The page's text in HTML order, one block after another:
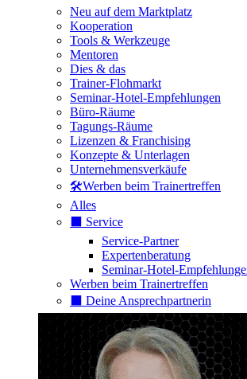
Neu auf dem Marktplatz
Kooperation
Tools & Werkzeuge
Mentoren
Dies & das
Trainer-Flohmarkt
Seminar-Hotel-Empfehlungen
Büro-Räume
Tagungs-Räume
Lizenzen & Franchising
Konzepte & Unterlagen
Unternehmensverkäufe
🛠️Werben beim Trainertreffen
Alles
⬛️ Service
Service-Partner
Expertenberatung
Seminar-Hotel-
Werben beim Trainertreffen
⬛️ Deine Ansprechpartnerin